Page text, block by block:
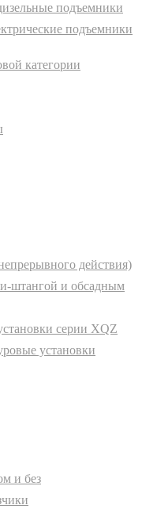
подъемники
подъемники
категории
действия)
штангой и обсадным
серии XQZ
установки
и без